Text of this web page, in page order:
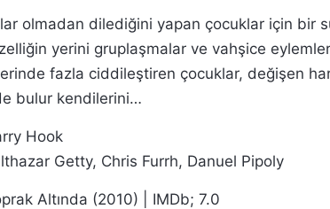
olmadan dilediğini yapan çocuklar için bir
yerini gruplaşmalar ve vahşice
fazla ciddileştiren çocuklar, değişen
bulur kendilerini…
Hook
Getty, Chris Furrh, Danuel Pipoly
Altında (2010) | IMDb; 7.0